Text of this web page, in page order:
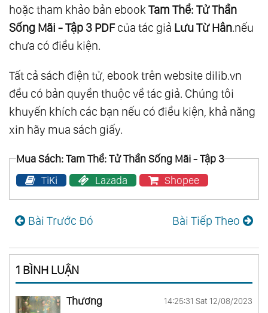
hoặc tham khảo bản ebook Tam Thể: Tử Thần
Sống Mãi​ - Tập 3 PDFcủa tác giả Lưu Từ Hân.nếu
chưa có điều kiện.
Tất cả sách điện tử, ebook trên website dilib.vn
đều có bản quyền thuộc về tác giả. Chúng tôi
khuyến khích các bạn nếu có điều kiện, khả năng
xin hãy mua sách giấy.
Mua Sách: Tam Thể: Tử Thần Sống Mãi​ - Tập 3
TiKi
Lazada Shopee
Bài Trước Đó Bài Tiếp Theo
1 BÌNH LUẬN
Thương 14:25:31 Sat 12/08/2023